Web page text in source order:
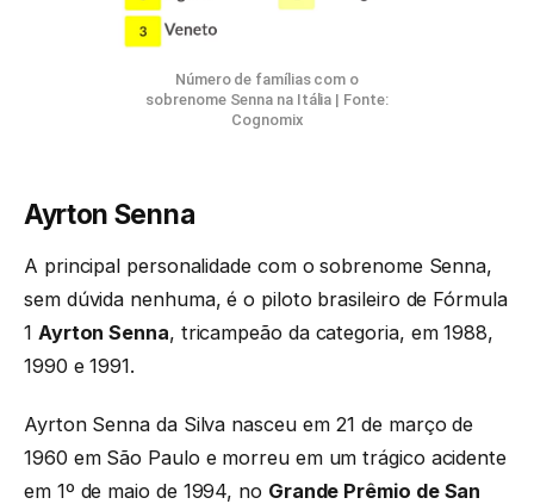
Número de famílias com o
sobrenome Senna na Itália | Fonte:
Cognomix
Ayrton Senna
A principal personalidade com o sobrenome Senna,
sem dúvida nenhuma, é o piloto brasileiro de Fórmula
1 Ayrton Senna, tricampeão da categoria, em 1988,
1990 e 1991.
Ayrton Senna da Silva nasceu em 21 de março de
1960 em São Paulo e morreu em um trágico acidente
em 1º de maio de 1994, no Grande Prêmio de San